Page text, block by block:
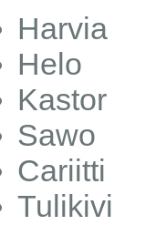
Harvia
Helo
Kastor
Sawo
Cariitti
Tulikivi